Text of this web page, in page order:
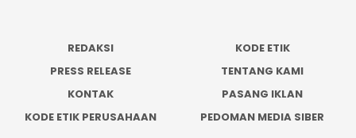
REDAKSI
KODE ETIK
PRESS RELEASE
TENTANG KAMI
KONTAK
PASANG IKLAN
KODE ETIK PERUSAHAAN
PEDOMAN MEDIA SIBER